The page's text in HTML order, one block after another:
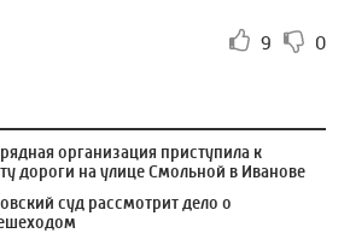
9 0
организация приступила к
дороги на улице Смольной в Иванове
суд рассмотрит дело о